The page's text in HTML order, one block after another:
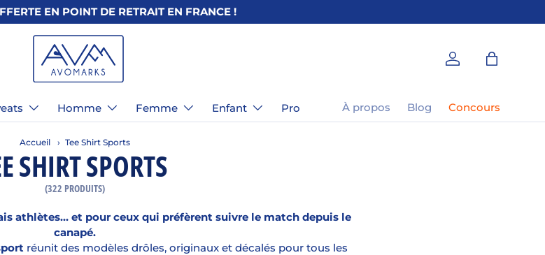
Se connecter
Panier
Homme Femme Enfant Pro À propos Blog Concours
Accueil › Tee Shirt Sports
SHIRT SPORTS
(322 PRODUITS)
athlètes… et pour ceux qui préfèrent suivre le match depuis le
canapé.
réunit des modèles drôles, originaux et décalés pour tous les